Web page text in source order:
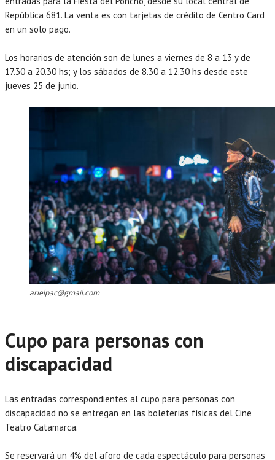
República 681. La venta es con tarjetas de crédito de Centro Card
en un solo pago.
Los horarios de atención son de lunes a viernes de 8 a 13 y de
17.30 a 20.30 hs; y los sábados de 8.30 a 12.30 hs desde este
jueves 25 de junio.
arielpac@gmail.com
Cupo para personas con
discapacidad
Las entradas correspondientes al cupo para personas con
discapacidad no se entregan en las boleterías físicas del Cine
Teatro Catamarca.
Se reservará un 4% del aforo de cada espectáculo para personas